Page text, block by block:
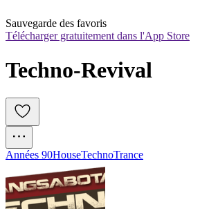
Sauvegarde des favoris
Télécharger gratuitement dans l'App Store
Techno-Revival
Années 90HouseTechnoTrance